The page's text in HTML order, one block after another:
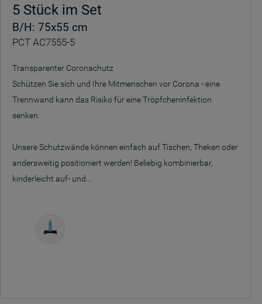
5 Stück im Set
B/H: 75x55 cm
PCT AC7555-5
Transparenter Coronachutz
Schützen Sie sich und Ihre Mitmenschen vor Corona - eine
Trennwand kann das Risiko für eine Tröpfcheninfektion
senken.
Unsere Schutzwände können einfach auf Tischen, Theken oder
andersweitig positioniert werden! Beliebig kombinierbar,
kinderleicht auf- und...